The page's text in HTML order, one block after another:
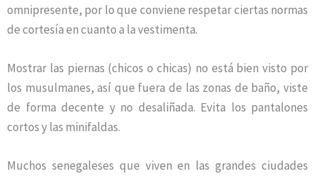
omnipresente, por lo que conviene respetar ciertas normas
de cortesía en cuanto a la vestimenta.
Mostrar las piernas (chicos o chicas) no está bien visto por
los musulmanes, así que fuera de las zonas de baño, viste
de forma decente y no desaliñada. Evita los pantalones
cortos y las minifaldas.
Muchos senegaleses que viven en las grandes ciudades